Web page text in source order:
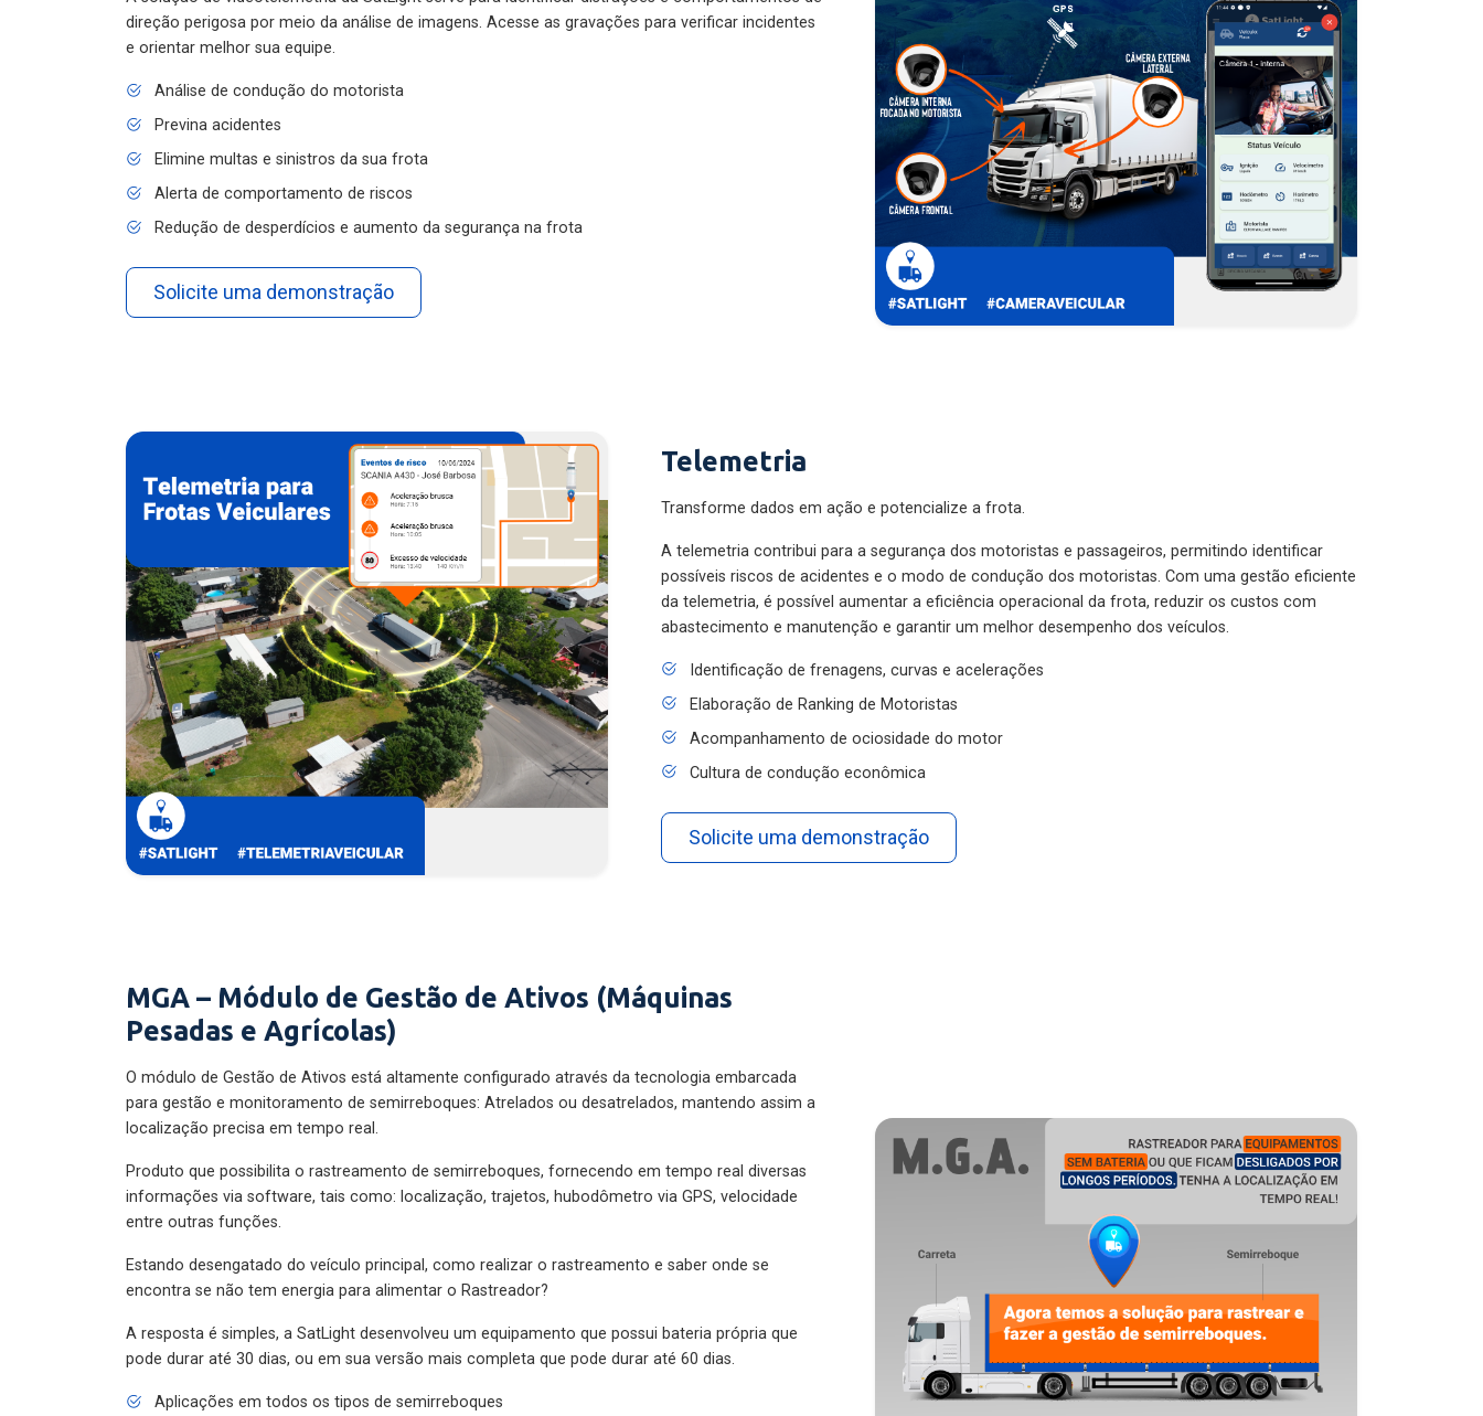
direção perigosa por meio da análise de imagens. Acesse as gravações para verificar incidentes
e orientar melhor sua equipe.
Análise de condução do motorista
Previna acidentes
Elimine multas e sinistros da sua frota
Alerta de comportamento de riscos
Redução de desperdícios e aumento da segurança na frota
Solicite uma demonstração
Telemetria
Transforme dados em ação e potencialize a frota.
A telemetria contribui para a segurança dos motoristas e passageiros, permitindo identificar
possíveis riscos de acidentes e o modo de condução dos motoristas. Com uma gestão eficiente
da telemetria, é possível aumentar a eficiência operacional da frota, reduzir os custos com
abastecimento e manutenção e garantir um melhor desempenho dos veículos.
Identificação de frenagens, curvas e acelerações
Elaboração de Ranking de Motoristas
Acompanhamento de ociosidade do motor
Cultura de condução econômica
Solicite uma demonstração
MGA – Módulo de Gestão de Ativos (Máquinas
Pesadas e Agrícolas)
O módulo de Gestão de Ativos está altamente configurado através da tecnologia embarcada
para gestão e monitoramento de semirreboques: Atrelados ou desatrelados, mantendo assim a
localização precisa em tempo real.
Produto que possibilita o rastreamento de semirreboques, fornecendo em tempo real diversas
informações via software, tais como: localização, trajetos, hubodômetro via GPS, velocidade
entre outras funções.
Estando desengatado do veículo principal, como realizar o rastreamento e saber onde se
encontra se não tem energia para alimentar o Rastreador?
A resposta é simples, a SatLight desenvolveu um equipamento que possui bateria própria que
pode durar até 30 dias, ou em sua versão mais completa que pode durar até 60 dias.
Aplicações em todos os tipos de semirreboques